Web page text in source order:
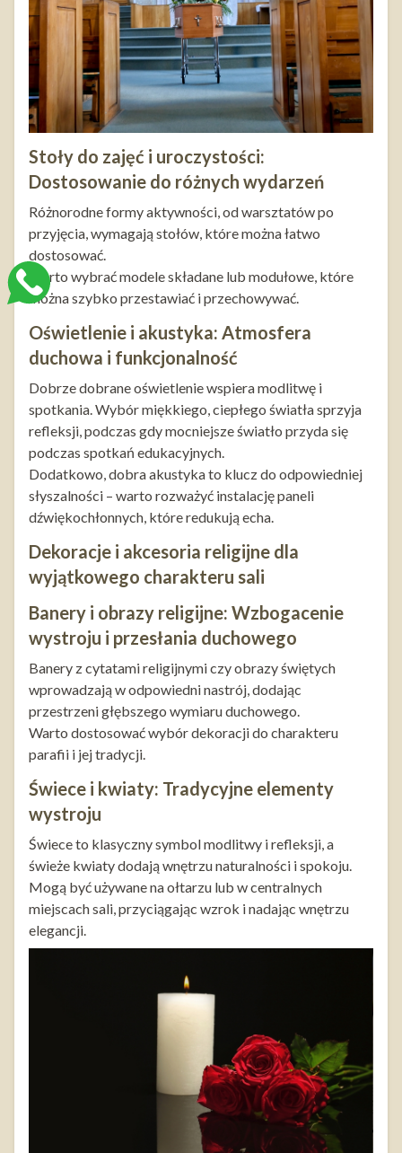
Stoły do zajęć i uroczystości:
Dostosowanie do różnych wydarzeń
Różnorodne formy aktywności, od warsztatów po
przyjęcia, wymagają stołów, które można łatwo
dostosować.
Warto wybrać modele składane lub modułowe, które
można szybko przestawiać i przechowywać.
Oświetlenie i akustyka: Atmosfera
duchowa i funkcjonalność
Dobrze dobrane oświetlenie wspiera modlitwę i
spotkania. Wybór miękkiego, ciepłego światła sprzyja
refleksji, podczas gdy mocniejsze światło przyda się
podczas spotkań edukacyjnych.
Dodatkowo, dobra akustyka to klucz do odpowiedniej
słyszalności – warto rozważyć instalację paneli
dźwiękochłonnych, które redukują echa.
Dekoracje i akcesoria religijne dla
wyjątkowego charakteru sali
Banery i obrazy religijne: Wzbogacenie
wystroju i przesłania duchowego
Banery z cytatami religijnymi czy obrazy świętych
wprowadzają w odpowiedni nastrój, dodając
przestrzeni głębszego wymiaru duchowego.
Warto dostosować wybór dekoracji do charakteru
parafii i jej tradycji.
Świece i kwiaty: Tradycyjne elementy
wystroju
Świece to klasyczny symbol modlitwy i refleksji, a
świeże kwiaty dodają wnętrzu naturalności i spokoju.
Mogą być używane na ołtarzu lub w centralnych
miejscach sali, przyciągając wzrok i nadając wnętrzu
elegancji.